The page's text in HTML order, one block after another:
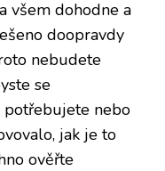
všem dohodne a
doopravdy
nebudete
se
potřebujete nebo
jak je to
ověřte